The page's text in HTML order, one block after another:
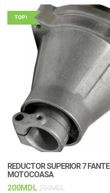
TOP!
REDUCTOR SUPERIOR 7
MOTOCOASA
200MDL 250MDL